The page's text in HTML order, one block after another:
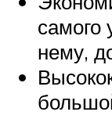
самого
нему,